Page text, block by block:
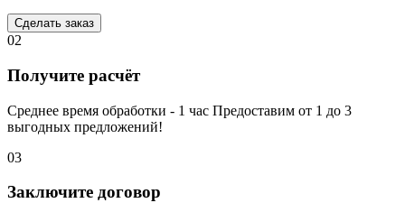
Сделать заказ
02
Получите расчёт
Среднее время обработки - 1 час Предоставим от 1 до 3
выгодных предложений!
03
Заключите договор